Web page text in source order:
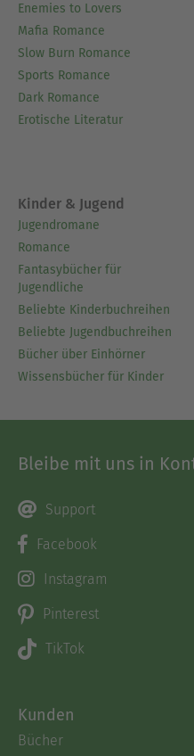
Enemies to Lovers
Mafia Romance
Slow Burn Romance
Sports Romance
Dark Romance
Erotische Literatur
Kinder & Jugend
Jugendromane
Romance
Fantasybücher für
Jugendliche
Beliebte Kinderbuchreihen
Beliebte Jugendbuchreihen
Bücher über Einhörner
Wissensbücher für Kinder
Bleibe mit uns in
Support
Facebook
Instagram
Pinterest
TikTok
Kunden
Bücher